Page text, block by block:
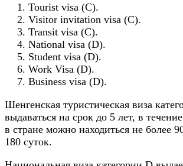
Tourist visa (С).
Visitor invitation visa (C).
Transit visa (C).
National visa (D).
Student visa (D).
Work Visa (D).
Business visa (D).
Шенгенская туристическая виза
выдаваться на срок до 5 лет, в
в стране можно находиться не более
180 суток.